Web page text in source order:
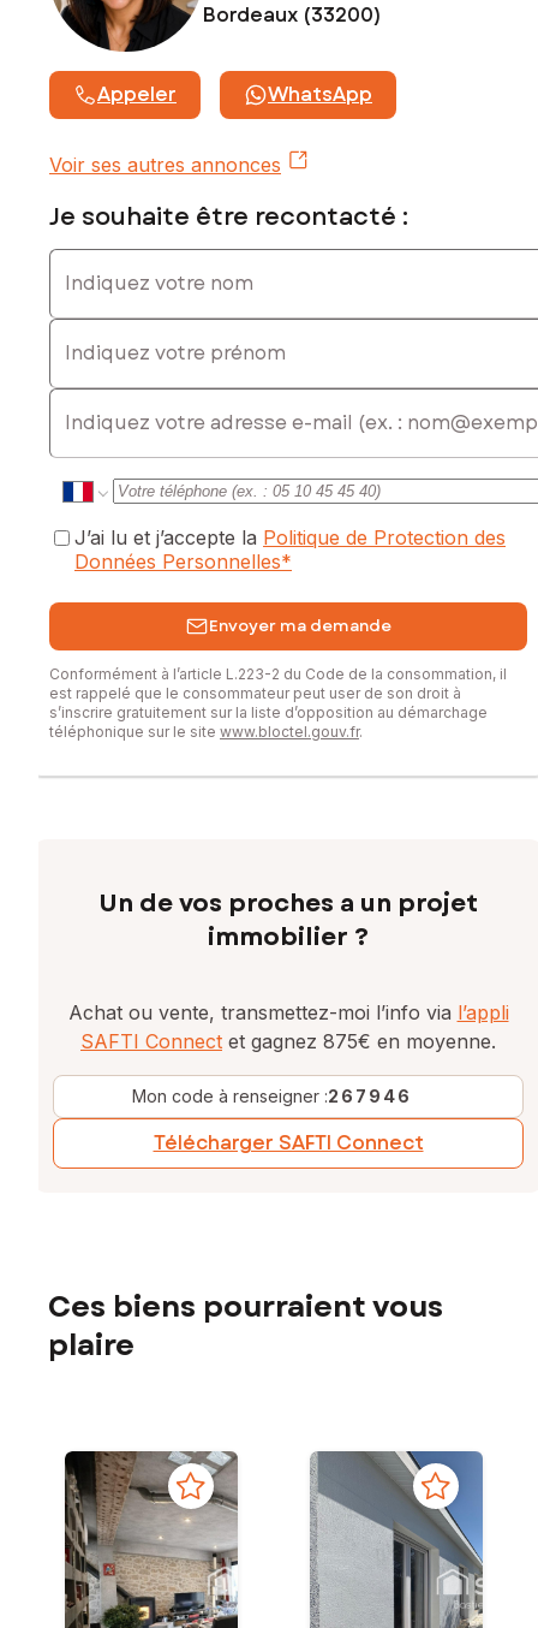
Bordeaux (33200)
Appeler WhatsApp
Voir ses autres annonces
Je souhaite être recontacté :
Indiquez votre nom
Indiquez votre prénom
E-mail
J’ai lu et j’accepte la Politique de Protection des
Données Personnelles*
Envoyer ma demande
Conformément à l’article L.223-2 du Code de la consommation, il
est rappelé que le consommateur peut user de son droit à
s’inscrire gratuitement sur la liste d’opposition au démarchage
téléphonique sur le site www.bloctel.gouv.fr.
Un de vos proches a un projet
immobilier ?
Achat ou vente, transmettez-moi l’info via l’appli
SAFTI Connect et gagnez 875€ en moyenne.
Mon code à renseigner :267946
Télécharger SAFTI Connect
Ces biens pourraient vous
plaire